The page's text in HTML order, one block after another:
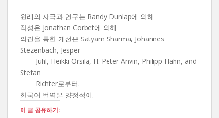
—————-
원래의 자극과 연구는 Randy Dunlap에 의해
작성은 Jonathan Corbet에 의해
의견을 통한 개선은 Satyam Sharma, Johannes
Stezenbach, Jesper
Juhl, Heikki Orsila, H. Peter Anvin, Philipp Hahn, and
Stefan
Richter로부터.
한국어 번역은 양정석이.
이 글 공유하기: